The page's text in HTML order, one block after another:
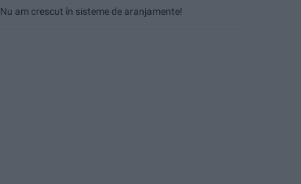
Nu am crescut în sisteme de aranjamente!